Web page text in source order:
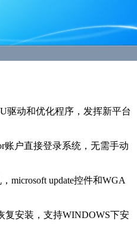
驱动和优化程序，发挥新平台
账户直接登录系统，无需手动
microsoft update控件和WGA
复安装，支持WINDOWS下安